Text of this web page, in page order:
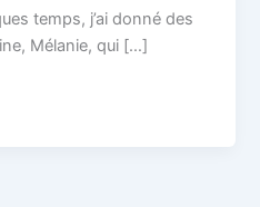
temps, j’ai donné des
Mélanie, qui […]